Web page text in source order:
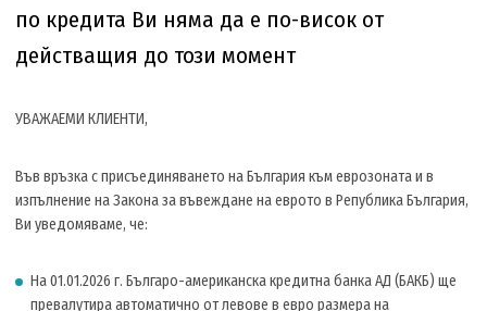
по кредита Ви няма да е по-висок от
действащия до този момент
УВАЖАЕМИ КЛИЕНТИ,
Във връзка с присъединяването на България към еврозоната и в
изпълнение на Закона за въвеждане на еврото в Република България,
Ви уведомяваме, че:
На 01.01.2026 г. Българо-американска кредитна банка АД (БАКБ) ще
превалутира автоматично от левове в евро размера на